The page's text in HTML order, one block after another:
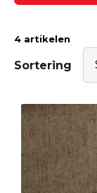
4 artikelen
Sortering